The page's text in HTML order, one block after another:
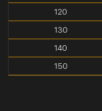
120
130
140
150